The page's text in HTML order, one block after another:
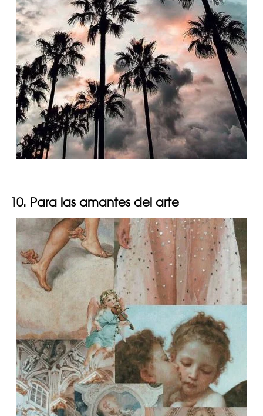
10. Para las amantes del arte